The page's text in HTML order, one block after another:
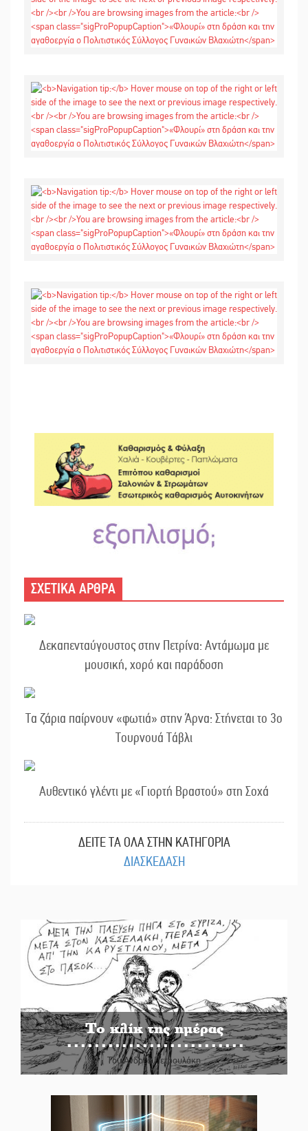
ΣΧΕΤΙΚΑ ΑΡΘΡΑ
Δεκαπενταύγουστος στην Πετρίνα: Αντάμωμα με
μουσική, χορό και παράδοση
Τα ζάρια παίρνουν «φωτιά» στην Άρνα: Στήνεται το 3ο
Τουρνουά Τάβλι
Αυθεντικό γλέντι με «Γιορτή Βραστού» στη Σοχά
ΔΕΙΤΕ ΤΑ ΟΛΑ ΣΤΗΝ ΚΑΤΗΓΟΡΙΑ
ΔΙΑΣΚΕΔΑΣΗ
Το κλίκ της ημέρας
Του Ανδρέα Πετρουλάκη